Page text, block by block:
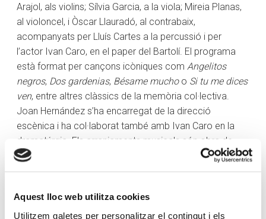
Aquest lloc web utilitza cookies
Utilitzem galetes per personalitzar el contingut i els
Arajol, als violins; Sílvia Garcia, a la viola; Mireia Planas,
al violoncel, i Òscar Llauradó, al contrabaix,
acompanyats per Lluís Cartes a la percussió i per
l’actor Ivan Caro, en el paper del Bartolí. El programa
està format per cançons icòniques com Angelitos
negros, Dos gardenias, Bésame muchoo Si tu me dices
ven, entre altres clàssics de la memòria col·lectiva.
Joan Hernández s’ha encarregat de la direcció
escènica i ha col·laborat també amb Ivan Caro en la
dramatúrgia. Els arranjaments musicals són obra de
Santiago Pereira.
que “la música té una gran força per fer reviure aquells